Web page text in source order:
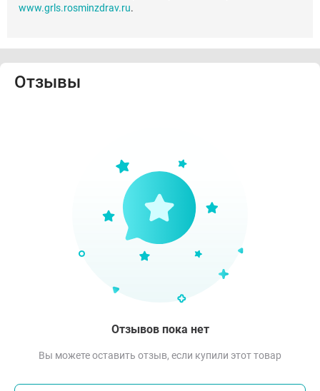
www.grls.rosminzdrav.ru.
Отзывы
Отзывов пока нет
Вы можете оставить отзыв, если купили этот товар